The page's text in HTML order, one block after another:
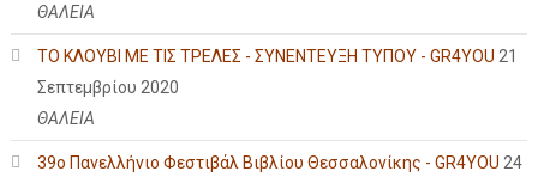
ΘΑΛΕΙΑ
ΤΟ ΚΛΟΥΒΙ ΜΕ ΤΙΣ ΤΡΕΛΕΣ - ΣΥΝΕΝΤΕΥΞΗ ΤΥΠΟΥ - GR4YOU 21
Σεπτεμβρίου 2020
ΘΑΛΕΙΑ
39ο Πανελλήνιο Φεστιβάλ Βιβλίου Θεσσαλονίκης - GR4YOU 24